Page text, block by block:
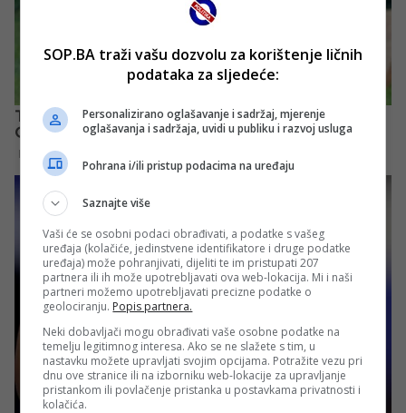
SOP.BA traži vašu dozvolu za korištenje ličnih
podataka za sljedeće:
Personalizirano oglašavanje i sadržaj, mjerenje
oglašavanja i sadržaja, uvidi u publiku i razvoj usluga
Pohrana i/ili pristup podacima na uređaju
Saznajte više
Vaši će se osobni podaci obrađivati, a podatke s vašeg
uređaja (kolačiće, jedinstvene identifikatore i druge podatke
uređaja) može pohranjivati, dijeliti te im pristupati 207
partnera ili ih može upotrebljavati ova web-lokacija. Mi i naši
partneri možemo upotrebljavati precizne podatke o
geolociranju. Popis partnera.
Neki dobavljači mogu obrađivati vaše osobne podatke na
temelju legitimnog interesa. Ako se ne slažete s tim, u
nastavku možete upravljati svojim opcijama. Potražite vezu pri
dnu ove stranice ili na izborniku web-lokacije za upravljanje
pristankom ili povlačenje pristanka u postavkama privatnosti i
kolačića.